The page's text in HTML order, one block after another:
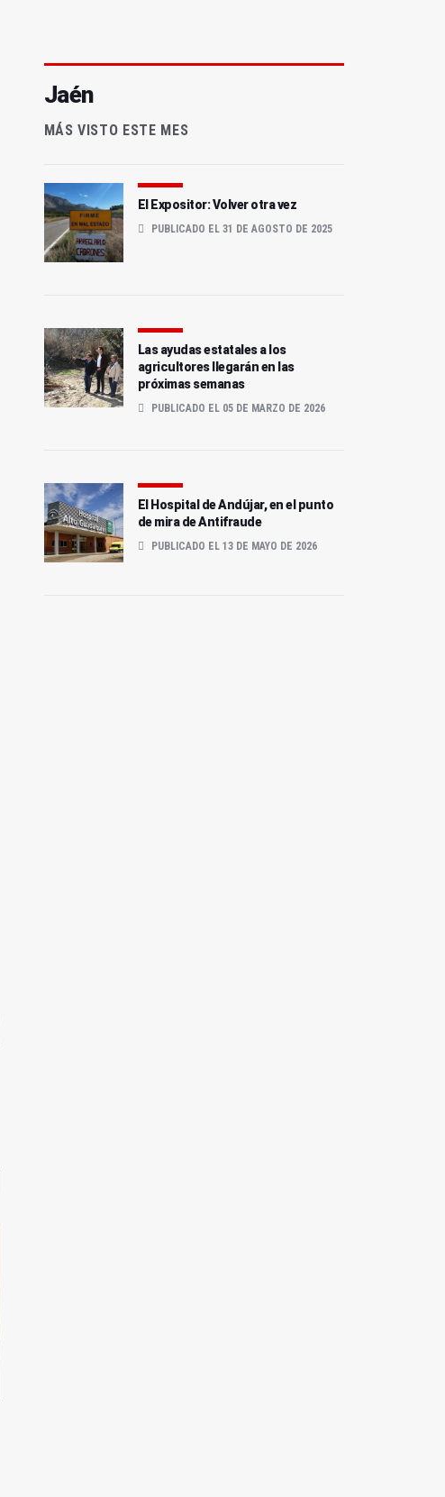
Jaén
MÁS VISTO ESTE MES
El Expositor: Volver otra vez
PUBLICADO EL 31 DE AGOSTO DE 2025
Las ayudas estatales a los
agricultores llegarán en las
próximas semanas
PUBLICADO EL 05 DE MARZO DE 2026
El Hospital de Andújar, en el punto
de mira de Antifraude
PUBLICADO EL 13 DE MAYO DE 2026